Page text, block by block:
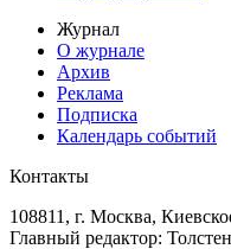
Журнал
О журнале
Архив
Реклама
Подписка
Календарь событий
Контакты
108811, г. Москва,
Главный редактор: